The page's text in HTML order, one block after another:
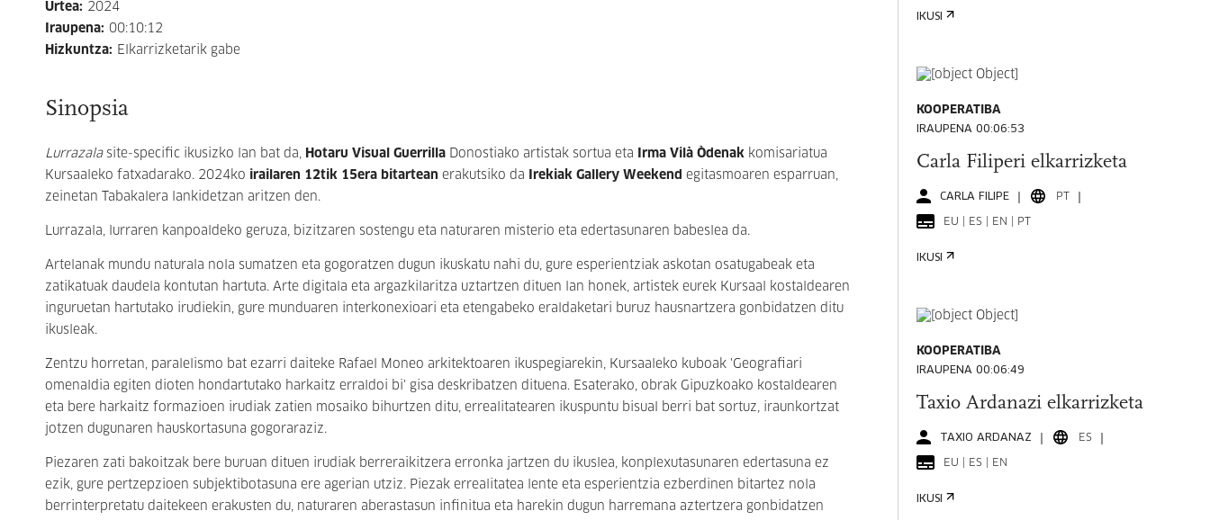
Urtea: 2024
Iraupena: 00:10:12
Hizkuntza: Elkarrizketarik gabe
Sinopsia
Lurrazalasite-specific ikusizko lan bat da, Hotaru Visual Guerrilla Donostiako artistak sortua eta Irma Vilà Òdenak komisariatua
Kursaaleko fatxadarako. 2024ko
irailaren 12tik 15era bitartean erakutsiko da Irekiak Gallery Weekend egitasmoaren esparruan,
zeinetan Tabakalera lankidetzan aritzen den.
Lurrazala, lurraren kanpoaldeko geruza, bizitzaren sostengu eta naturaren misterio eta edertasunaren babeslea da.
Artelanak mundu naturala nola sumatzen eta gogoratzen dugun ikuskatu nahi du, gure esperientziak askotan osatugabeak eta
zatikatuak daudela kontutan hartuta. Arte digitala eta argazkilaritza uztartzen dituen lan honek, artistek eurek Kursaal kostaldearen
inguruetan hartutako irudiekin, gure munduaren interkonexioari eta etengabeko eraldaketari buruz hausnartzera gonbidatzen ditu
ikusleak.
Zentzu horretan, paralelismo bat ezarri daiteke Rafael Moneo arkitektoaren ikuspegiarekin, Kursaaleko kuboak 'Geografiari
omenaldia egiten dioten hondartutako harkaitz erraldoi bi' gisa deskribatzen dituena. Esaterako, obrak Gipuzkoako kostaldearen
eta bere harkaitz formazioen irudiak zatien mosaiko bihurtzen ditu, errealitatearen ikuspuntu bisual berri bat sortuz, iraunkortzat
jotzen dugunaren hauskortasuna gogoraraziz.
Piezaren zati bakoitzak bere buruan dituen irudiak berreraikitzera erronka jartzen du ikuslea, konplexutasunaren edertasuna ez
ezik, gure pertzepzioen subjektibotasuna ere agerian utziz. Piezak errealitatea lente eta esperientzia ezberdinen bitartez nola
berrinterpretatu daitekeen erakusten du, naturaren aberastasun infinitua eta harekin dugun harremana aztertzera gonbidatzen
IKUSI
KOOPERATIBA
IRAUPENA 00:06:53
Carla Filiperi elkarrizketa
CARLA FILIPE PT
EU | ES | EN | PT
IKUSI
KOOPERATIBA
IRAUPENA 00:06:49
Taxio Ardanazi elkarrizketa
TAXIO ARDANAZ ES
EU | ES | EN
IKUSI